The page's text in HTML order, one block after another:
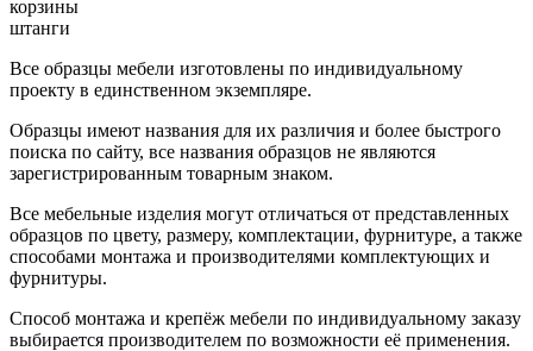
корзины
штанги
Все образцы мебели изготовлены по индивидуальному
проекту в единственном экземпляре.
Образцы имеют названия для их различия и более быстрого
поиска по сайту, все названия образцов не являются
зарегистрированным товарным знаком.
Все мебельные изделия могут отличаться от представленных
образцов по цвету, размеру, комплектации, фурнитуре, а также
способами монтажа и производителями комплектующих и
фурнитуры.
Способ монтажа и крепёж мебели по индивидуальному заказу
выбирается производителем по возможности её применения.